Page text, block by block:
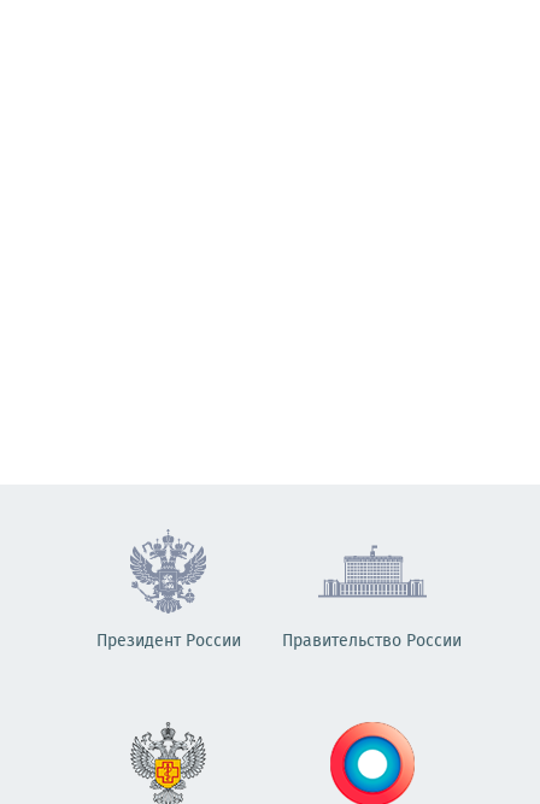
Президент России Правительство России